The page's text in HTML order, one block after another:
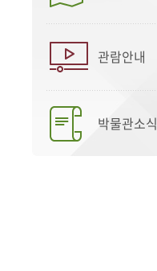
관람안내
박물관소식